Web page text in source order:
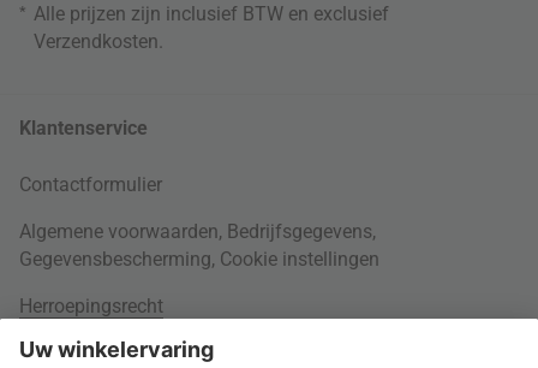
* Alle prijzen zijn inclusief BTW en exclusief
Verzendkosten
Klantenservice
Contactformulier
Algemene voorwaarden, Bedrijfsgegevens,
Gegevensbescherming, Cookie instellingen
Herroepingsrecht